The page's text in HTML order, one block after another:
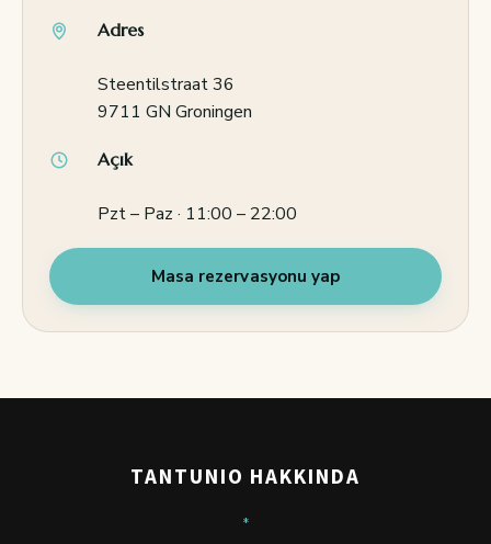
Adres
Steentilstraat 36
9711 GN Groningen
Açık
Pzt – Paz · 11:00 – 22:00
Masa rezervasyonu yap
TANTUNIO HAKKINDA
*